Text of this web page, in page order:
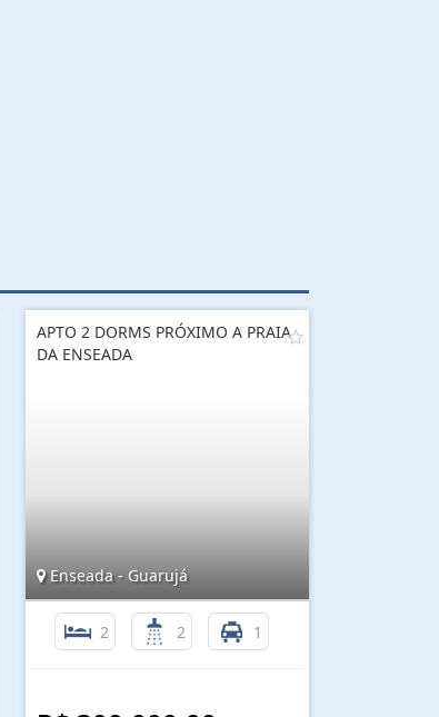
APTO 2 DORMS PRÓXIMO A PRAIA
DA ENSEADA
Enseada - Guarujá
2 2 1